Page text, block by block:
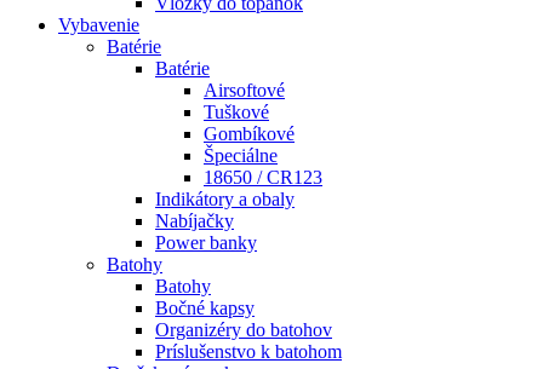
Vybavenie
Batérie
Batérie
Airsoftové
Tuškové
Gombíkové
Špeciálne
18650 / CR123
Indikátory a obaly
Nabíjačky
Power banky
Batohy
Batohy
Bočné kapsy
Organizéry do batohov
Príslušenstvo k batohom